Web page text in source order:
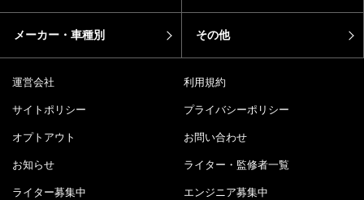
メーカー・車種別 その他
運営会社 利用規約
サイトポリシー プライバシーポリシー
オプトアウト お問い合わせ
お知らせ ライター・監修者一覧
ライター募集中 エンジニア募集中